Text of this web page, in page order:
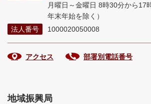
月曜日～金曜日 8時30分から17
年末年始を除く）
法人番号
1000020050008
アクセス 部署別電話番号
地域振興局